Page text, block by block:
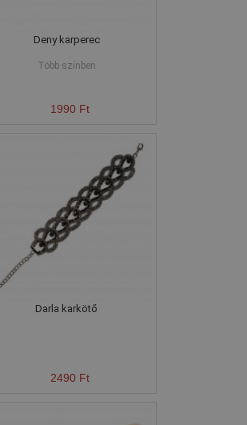
Deny karperec
Több színben
1990 Ft
Darla karkötő
2490 Ft